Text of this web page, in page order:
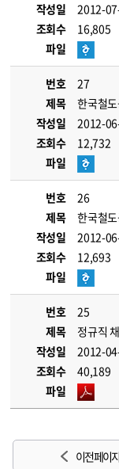
작성일
2012-
조회수
16,805
파일
번호
27
제목
한국철
작성일
2012-
조회수
12,732
파일
번호
26
제목
한국철
작성일
2012-
조회수
12,693
파일
번호
25
제목
정규직
작성일
2012-
조회수
40,189
파일
이전 페이지